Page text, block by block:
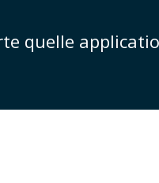
quelle